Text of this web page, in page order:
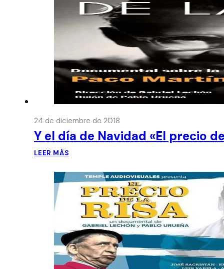
24 de diciembre de 2018
Y el día de Navidad «El precio
LEER MÁS